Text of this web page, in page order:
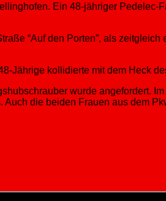
Ein 48-jähriger Pedelec-
“Auf den Porten”, als
Jährige kollidierte mit dem Heck
wurde angefordert.
die beiden Frauen aus dem